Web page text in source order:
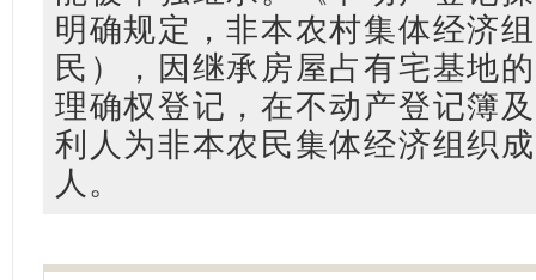
明确规定，非本农村集体经济
民），因继承房屋占有宅基地
理确权登记，在不动产登记簿
利人为非本农民集体经济组织
人。